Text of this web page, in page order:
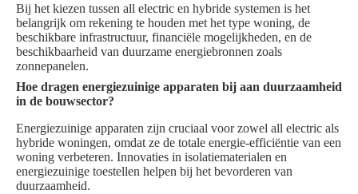
Bij het kiezen tussen all electric en hybride systemen is het
belangrijk om rekening te houden met het type woning, de
beschikbare infrastructuur, financiële mogelijkheden, en de
beschikbaarheid van duurzame energiebronnen zoals
zonnepanelen.
Hoe dragen energiezuinige apparaten bij aan duurzaamheid
in de bouwsector?
Energiezuinige apparaten zijn cruciaal voor zowel all electric als
hybride woningen, omdat ze de totale energie-efficiëntie van een
woning verbeteren. Innovaties in isolatiematerialen en
energiezuinige toestellen helpen bij het bevorderen van
duurzaamheid.